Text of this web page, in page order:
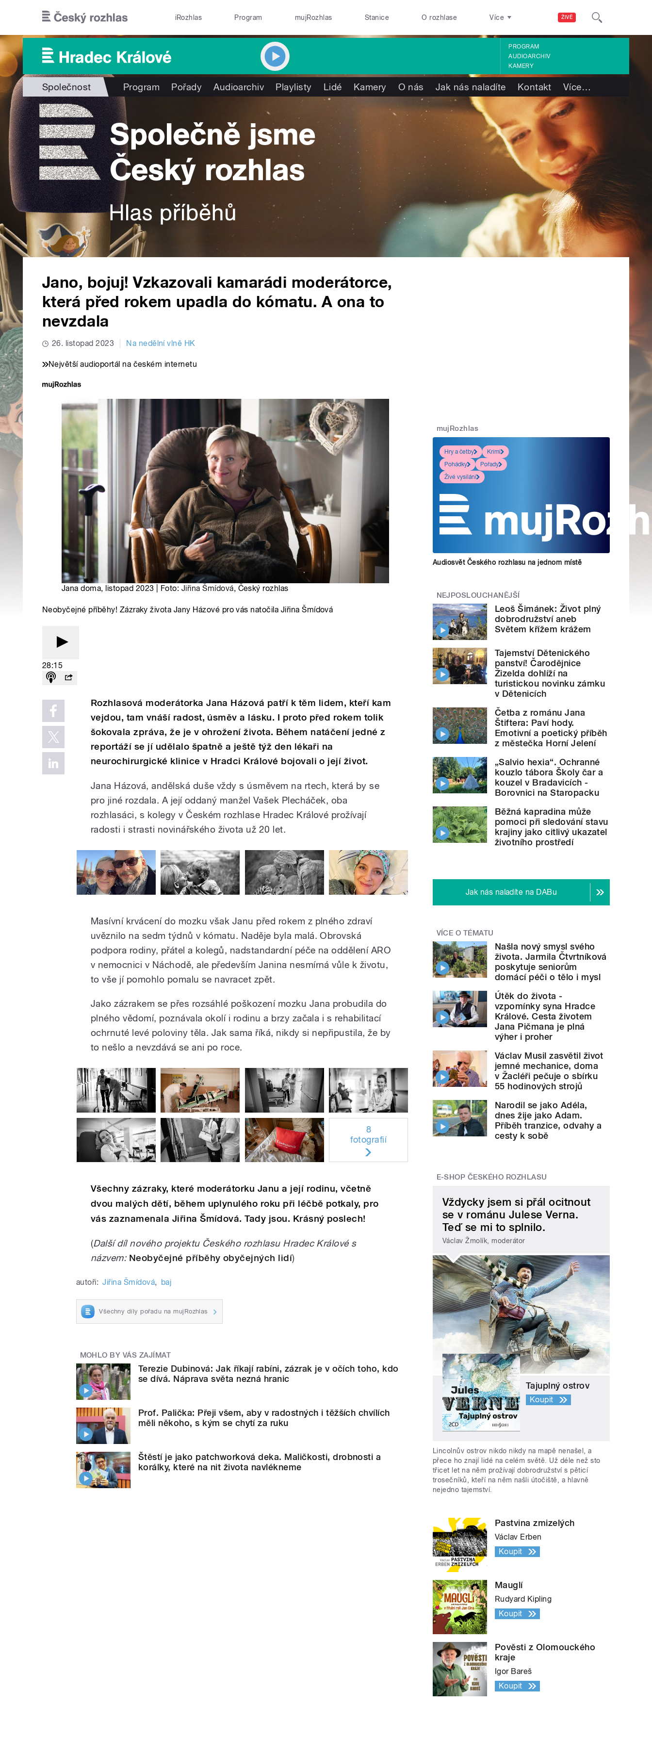
ŽIVĚ
iRozhlas Program mujRozhlas Stanice O rozhlase Více
PROGRAM
AUDIOARCHIV
KAMERY
Společnost Program Pořady Audioarchiv Playlisty Lidé Kamery O nás Jak nás naladíte Kontakt Více…
Jano, bojuj! Vzkazovali kamarádi moderátorce,
která před rokem upadla do kómatu. A ona to
nevzdala
26. listopad 2023 Na nedělní vlně HK
Největší audioportál na českém internetu
Jana doma, listopad 2023 | Foto: Jiřina Šmídová, Český rozhlas
Neobyčejné příběhy! Zázraky života Jany Házové pro vás natočila Jiřina Šmídová
28:15
Rozhlasová moderátorka Jana Házová patří k těm lidem, kteří kam
vejdou, tam vnáší radost, úsměv a lásku. I proto před rokem tolik
šokovala zpráva, že je v ohrožení života. Během natáčení jedné z
reportáží se jí udělalo špatně a ještě týž den lékaři na
neurochirurgické klinice v Hradci Králové bojovali o její život.
Jana Házová, andělská duše vždy s úsměvem na rtech, která by se
pro jiné rozdala. A její oddaný manžel Vašek Plecháček, oba
rozhlasáci, s kolegy v Českém rozhlase Hradec Králové prožívají
radosti i strasti novinářského života už 20 let.
Masívní krvácení do mozku však Janu před rokem z plného zdraví
uvěznilo na sedm týdnů v kómatu. Naděje byla malá. Obrovská
podpora rodiny, přátel a kolegů, nadstandardní péče na oddělení ARO
v nemocnici v Náchodě, ale především Janina nesmírná vůle k životu,
to vše jí pomohlo pomalu se navracet zpět.
Jako zázrakem se přes rozsáhlé poškození mozku Jana probudila do
plného vědomí, poznávala okolí i rodinu a brzy začala i s rehabilitací
ochrnuté levé poloviny těla. Jak sama říká, nikdy si nepřipustila, že by
to nešlo a nevzdává se ani po roce.
8
fotografií
Všechny zázraky, které moderátorku Janu a její rodinu, včetně
dvou malých dětí, během uplynulého roku při léčbě potkaly, pro
vás zaznamenala Jiřina Šmídová. Tady jsou. Krásný poslech!
(Další díl nového projektu Českého rozhlasu Hradec Králové s
názvem: Neobyčejné příběhy obyčejných lidí)
autoři: Jiřina Šmídová, baj
Všechny díly pořadu na mujRozhlas
MOHLO BY VÁS ZAJÍMAT
Terezie Dubinová: Jak říkají rabíni, zázrak je v očích toho, kdo
se dívá. Náprava světa nezná hranic
Prof. Palička: Přeji všem, aby v radostných i těžších chvílích
měli někoho, s kým se chytí za ruku
Štěstí je jako patchworková deka. Maličkosti, drobnosti a
korálky, které na nit života navlékneme
mujRozhlas
Hry a četby
Krimi
Pohádky
Pořady
Živé vysílání
Audiosvět Českého rozhlasu na jednom místě
NEJPOSLOUCHANĚJŠÍ
Leoš Šimánek: Život plný
dobrodružství aneb
Světem křížem krážem
Tajemství Dětenického
panství! Čarodějnice
Žizelda dohlíží na
turistickou novinku zámku
v Dětenicích
Četba z románu Jana
Štiftera: Paví hody.
Emotivní a poetický příběh
z městečka Horní Jelení
„Salvio hexia“. Ochranné
kouzlo tábora Školy čar a
kouzel v Bradavicích -
Borovnici na Staropacku
Běžná kapradina může
pomoci při sledování stavu
krajiny jako citlivý ukazatel
životního prostředí
Jak nás naladíte na DABu
VÍCE O TÉMATU
Našla nový smysl svého
života. Jarmila Čtvrtníková
poskytuje seniorům
domácí péči o tělo i mysl
Útěk do života -
vzpomínky syna Hradce
Králové. Cesta životem
Jana Pičmana je plná
výher i proher
Václav Musil zasvětil život
jemné mechanice, doma
v Žacléři pečuje o sbírku
55 hodinových strojů
Narodil se jako Adéla,
dnes žije jako Adam.
Příběh tranzice, odvahy a
cesty k sobě
E-SHOP ČESKÉHO ROZHLASU
Vždycky jsem si přál ocitnout
se v románu Julese Verna.
Teď se mi to splnilo.
Václav Žmolík, moderátor
Tajuplný ostrov
Koupit
Lincolnův ostrov nikdo nikdy na mapě nenašel, a
přece ho znají lidé na celém světě. Už déle než sto
třicet let na něm prožívají dobrodružství s pěticí
trosečníků, kteří na něm našli útočiště, a hlavně
nejedno tajemství.
Pastvina zmizelých
Václav Erben
Koupit
Mauglí
Rudyard Kipling
Koupit
Pověsti z Olomouckého
kraje
Igor Bareš
Koupit